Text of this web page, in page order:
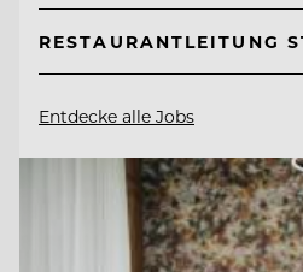
RESTAURANTLEITUNG
Entdecke alle Jobs